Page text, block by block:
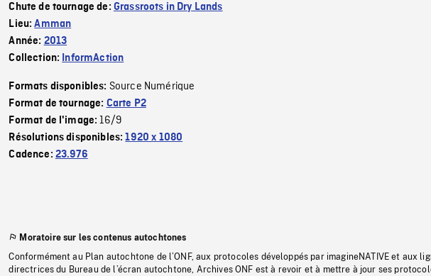
Chute de tournage de: Grassroots in Dry Lands
Lieu:Amman
Année: 2013
Collection: InformAction
Formats disponibles: Source Numérique
Format de tournage: Carte P2
Format de l'image:16/9
Résolutions disponibles:1920 x 1080
Cadence: 23.976
Moratoire sur les contenus autochtones
Conformément au Plan autochtone de l’ONF, aux protocoles développés par imagineNATIVE et aux
directrices du Bureau de l’écran autochtone, Archives ONF est à revoir et à mettre à jour ses